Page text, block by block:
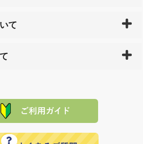
文受付後）、 長崎県下全域に点在
た商品の送料は、こちらの
全国送
からお客様の元へ直送いたしますの
に送料が必要になります。
て
事故などで不都合が生じている場合
します。）
訳ありませんが、当協会までご注文
らの ご入金を確認した後で、商品を
ド」「PayPay」「楽天ペイ」を指